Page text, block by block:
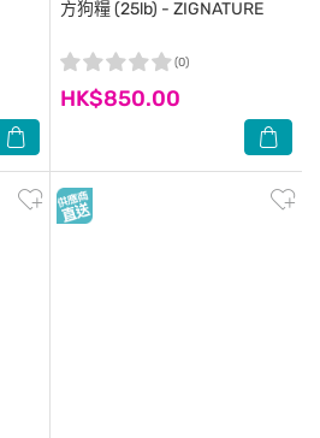
方狗糧 (25lb) - ZIGNATURE
HK$850.00
(0)